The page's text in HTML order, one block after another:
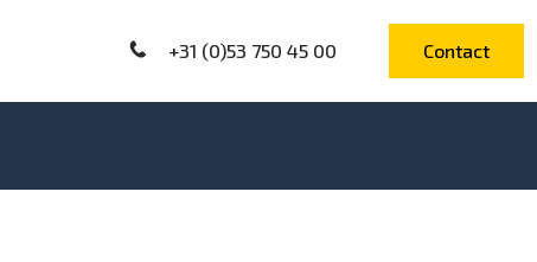
+31 (0)53 750 45 00 Contact